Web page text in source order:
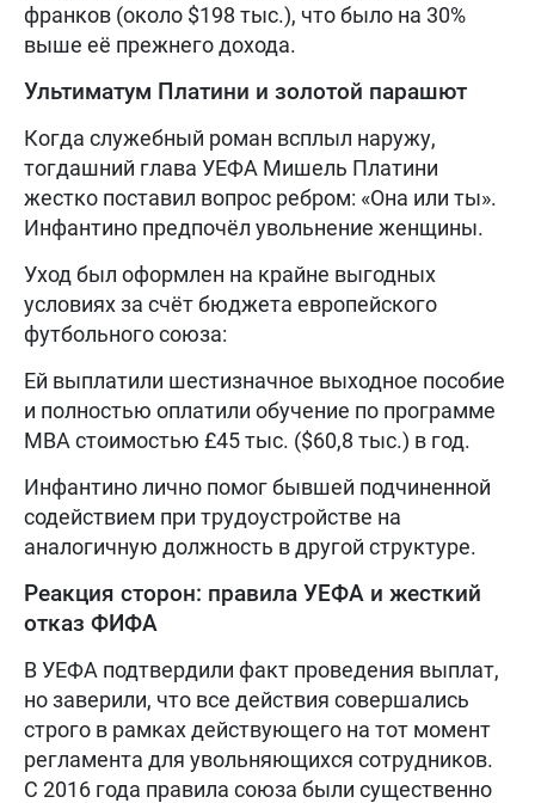
франков (около $198 тыс.), что было на 30%
выше её прежнего дохода.
Ультиматум Платини и золотой парашют
Когда служебный роман всплыл наружу,
тогдашний глава УЕФА Мишель Платини
жестко поставил вопрос ребром: «Она или ты».
Инфантино предпочёл увольнение женщины.
Уход был оформлен на крайне выгодных
условиях за счёт бюджета европейского
футбольного союза:
Ей выплатили шестизначное выходное пособие
и полностью оплатили обучение по программе
MBA стоимостью £45 тыс. ($60,8 тыс.) в год.
Инфантино лично помог бывшей подчиненной
содействием при трудоустройстве на
аналогичную должность в другой структуре.
Реакция сторон: правила УЕФА и жесткий
отказ ФИФА
В УЕФА подтвердили факт проведения выплат,
но заверили, что все действия совершались
строго в рамках действующего на тот момент
регламента для увольняющихся сотрудников.
С 2016 года правила союза были существенно